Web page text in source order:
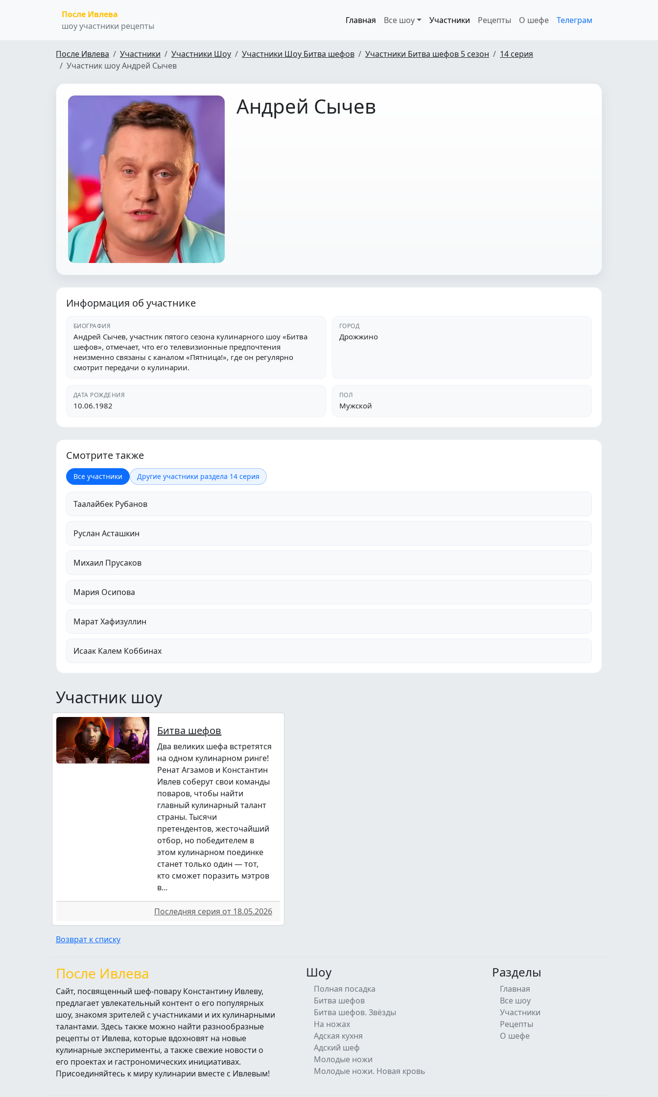
После Ивлева
шоу участники рецепты
Главная Все шоу Участники Рецепты О шефе Телеграм
После Ивлева Участники Участники Шоу Участники Шоу Битва шефов Участники Битва шефов 5 сезон
14 серия
Участник шоу Андрей Сычев
Андрей Сычев
Информация об участнике
БИОГРАФИЯ
Андрей Сычев, участник пятого сезона кулинарного шоу «Битва
шефов», отмечает, что его телевизионные предпочтения
неизменно связаны с каналом «Пятница!», где он регулярно
смотрит передачи о кулинарии.
ГОРОД
Дрожжино
ДАТА РОЖДЕНИЯ
10.06.1982
ПОЛ
Мужской
Смотрите также
Все участники Другие участники раздела 14 серия
Таалайбек Рубанов
Руслан Асташкин
Михаил Прусаков
Мария Осипова
Марат Хафизуллин
Исаак Калем Коббинах
Участник шоу
Битва шефов
Два великих шефа встретятся
на одном кулинарном ринге!
Ренат Агзамов и Константин
Ивлев соберут свои команды
поваров, чтобы найти
главный кулинарный талант
страны. Тысячи
претендентов, жесточайший
отбор, но победителем в
этом кулинарном поединке
станет только один — тот,
кто сможет поразить мэтров
в...
Последняя серия от 18.05.2026
Возврат к списку
После Ивлева
Сайт, посвященный шеф-повару Константину Ивлеву,
предлагает увлекательный контент о его популярных
шоу, знакомя зрителей с участниками и их кулинарными
талантами. Здесь также можно найти разнообразные
рецепты от Ивлева, которые вдохновят на новые
кулинарные эксперименты, а также свежие новости о
его проектах и гастрономических инициативах.
Присоединяйтесь к миру кулинарии вместе с Ивлевым!
Шоу
Полная посадка
Битва шефов
Битва шефов. Звёзды
На ножах
Адская кухня
Адский шеф
Молодые ножи
Молодые ножи. Новая кровь
Разделы
Главная
Все шоу
Участники
Рецепты
О шефе